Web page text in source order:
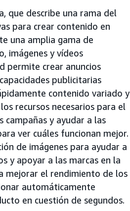
que describe una rama del
para crear contenido en
una amplia gama de
imágenes y vídeos
permite crear anuncios
publicitarias
contenido variado y
recursos necesarios para el
y ayudar a las
ver cuáles funcionan mejor.
de imágenes para ayudar a
y apoyar a las marcas en la
mejorar el rendimiento de los
automáticamente
en cuestión de segundos.